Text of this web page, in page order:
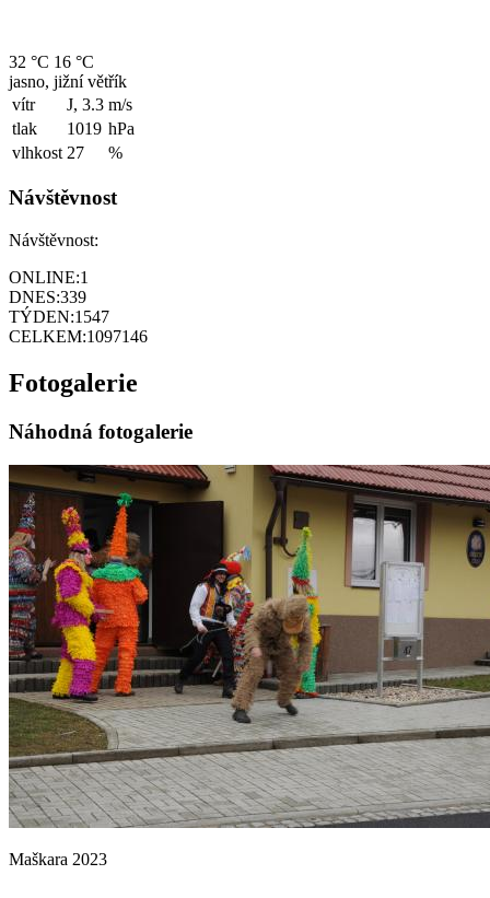
32 °C 16 °C
jasno, jižní větřík
vítr
J, 3.3 m/s
tlak
1019 hPa
vlhkost 27 %
Návštěvnost
Návštěvnost:
ONLINE:1
DNES:339
TÝDEN:1547
CELKEM:1097146
Fotogalerie
Náhodná fotogalerie
Maškara 2023